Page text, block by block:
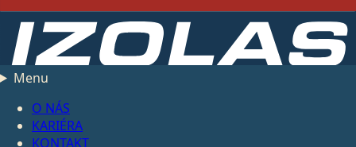
Menu
O NÁS
KARIÉRA
KONTAKT